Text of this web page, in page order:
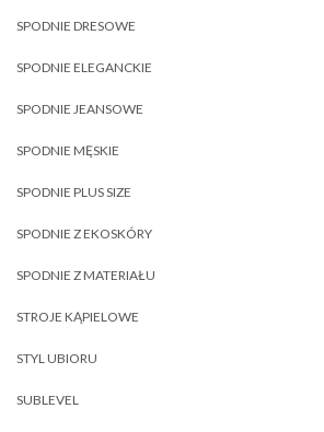
SPODNIE DRESOWE
SPODNIE ELEGANCKIE
SPODNIE JEANSOWE
SPODNIE MĘSKIE
SPODNIE PLUS SIZE
SPODNIE Z EKOSKÓRY
SPODNIE Z MATERIAŁU
STROJE KĄPIELOWE
STYL UBIORU
SUBLEVEL